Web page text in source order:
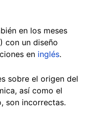
en los meses
) con un diseño
en inglés.
sobre el origen del
así como el
son incorrectas.